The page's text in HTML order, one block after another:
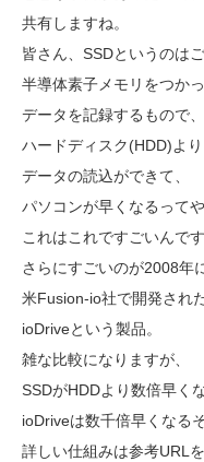
共有しますね。
皆さん、SSDというのは
半導体素子メモリをつか
データを記録するもので、
ハードディスク(HDD)よ
データの読込ができて、
パソコンが早くなるってや
これはこれですごいんです
さらにすごいのが2008年
米Fusion-io社で開発され
ioDriveという製品。
雑な比較になりますが、
SSDがHDDより数倍早く
ioDriveは数千倍早くなる
詳しい仕組みは参考URL